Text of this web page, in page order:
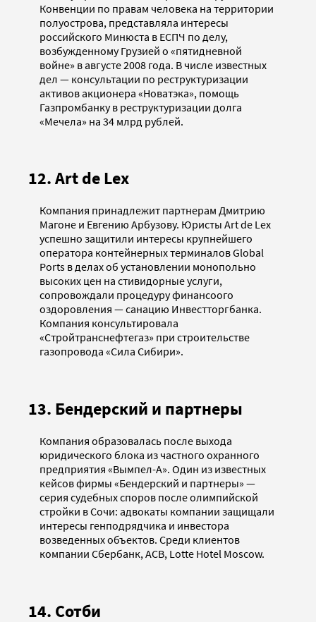
Конвенции по правам человека на территории
полуострова, представляла интересы
российского Минюста в ЕСПЧ по делу,
возбужденному Грузией о «пятидневной
войне» в августе 2008 года. В числе известных
дел — консультации по реструктуризации
активов акционера «Новатэка», помощь
Газпромбанку в реструктуризации долга
«Мечела» на 34 млрд рублей.
12. Art de Lex
Компания принадлежит партнерам Дмитрию
Магоне и Евгению Арбузову. Юристы Art de Lex
успешно защитили интересы крупнейшего
оператора контейнерных терминалов Global
Ports в делах об установлении монопольно
высоких цен на стивидорные услуги,
сопровождали процедуру финансоого
оздоровления — санацию Инвестторгбанка.
Компания консультировала
«Стройтранснефтегаз» при строительстве
газопровода «Сила Сибири».
13. Бендерский и партнеры
Компания образовалась после выхода
юридического блока из частного охранного
предприятия «Вымпел-А». Один из известных
кейсов фирмы «Бендерский и партнеры» —
серия судебных споров после олимпийской
стройки в Сочи: адвокаты компании защищали
интересы генподрядчика и инвестора
возведенных объектов. Среди клиентов
компании Сбербанк, АСВ, Lotte Hotel Moscow.
14. Сотби